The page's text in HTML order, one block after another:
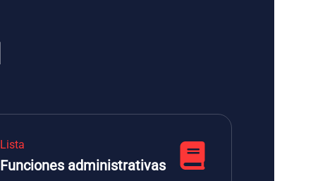
Lista
Funciones administrativas